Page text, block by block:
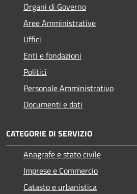
Organi di Governo
Aree Amministrative
Uffici
Enti e fondazioni
Politici
Personale Amministrativo
Documenti e dati
CATEGORIE DI SERVIZIO
Anagrafe e stato civile
Imprese e Commercio
Catasto e urbanistica